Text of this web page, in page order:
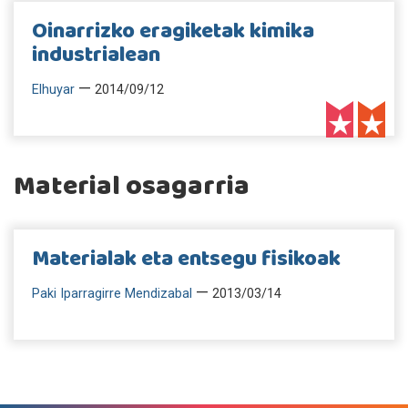
Oinarrizko eragiketak kimika
industrialean
Elhuyar — 2014/09/12
Material osagarria
Materialak eta entsegu fisikoak
Paki Iparragirre Mendizabal — 2013/03/14